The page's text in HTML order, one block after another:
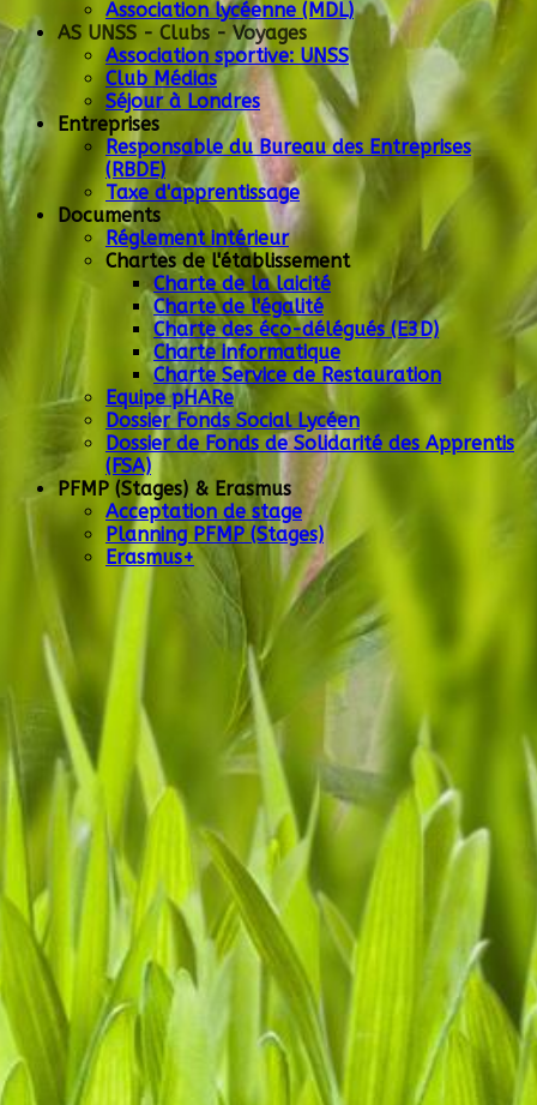
Association lycéenne (MDL)
AS UNSS - Clubs - Voyages
Association sportive: UNSS
Club Médias
Séjour à Londres
Entreprises
Responsable du Bureau des Entreprises
(RBDE)
Taxe d'apprentissage
Documents
Réglement intérieur
Chartes de l'établissement
Charte de la laicité
Charte de l'égalité
Charte des éco-délégués (E3D)
Charte informatique
Charte Service de Restauration
Equipe pHARe
Dossier Fonds Social Lycéen
Dossier de Fonds de Solidarité des Apprentis
(FSA)
PFMP (Stages) & Erasmus
Acceptation de stage
Planning PFMP (Stages)
Erasmus+